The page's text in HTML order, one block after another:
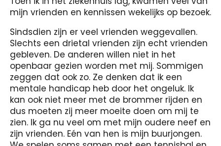
mijn vrienden en kennissen wekelijks op bezoek.
Sindsdien zijn er veel vrienden weggevallen.
Slechts een drietal vrienden zijn echt vrienden
gebleven. De anderen willen niet in het
openbaar gezien worden met mij. Sommigen
zeggen dat ook zo. Ze denken dat ik een
mentale handicap heb door het ongeluk. Ik
kan ook niet meer met de brommer rijden en
dus moeten zij meer moeite doen om mij te
zien. Ik ga nu veel om met mijn oudere neef en
zijn vrienden. Eén van hen is mijn buurjongen.